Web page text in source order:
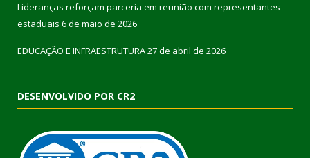
Lideranças reforçam parceria em reunião com representantes
estaduais 6 de maio de 2026
EDUCAÇÃO E INFRAESTRUTURA27 de abril de 2026
DESENVOLVIDO POR CR2